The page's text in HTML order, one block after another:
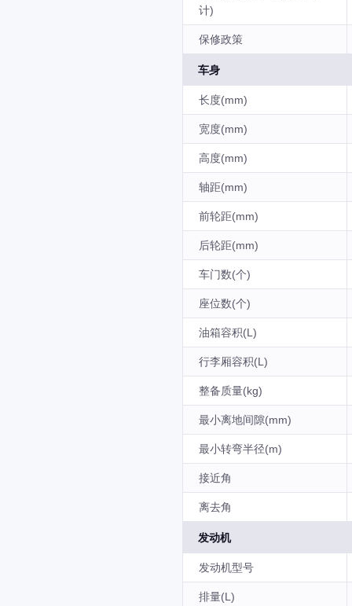
计)
保修政策
车身
长度(mm)
宽度(mm)
高度(mm)
轴距(mm)
前轮距(mm)
后轮距(mm)
车门数(个)
座位数(个)
油箱容积(L)
行李厢容积(L)
整备质量(kg)
最小离地间隙(mm)
最小转弯半径(m)
接近角
离去角
发动机
发动机型号
排量(L)